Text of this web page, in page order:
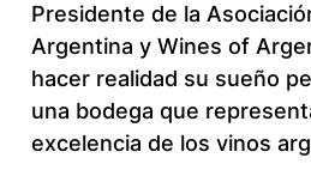
Presidente de la
Argentina y Wines of
hacer realidad su sueño
una bodega que
excelencia de los vinos